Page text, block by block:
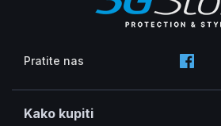
Pratite nas
Kako kupiti